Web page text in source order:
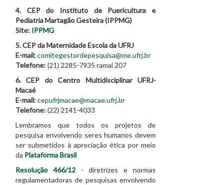
4. CEP do Instituto de Puericultura e
Pediatria Martagão Gesteira (IPPMG)
Site: IPPMG
5. CEP da Maternidade Escola da UFRJ
E-mail:comitegestordepesquisa@me.ufrj.br
Telefone:(21) 2285-7935 ramal 207
6. CEP do Centro Multidisciplinar UFRJ-
Macaé
E-mail:cepufrjmacae@macae.ufrj.br
Telefone:(22) 2141-4033
Lembramos que todos os projetos de
pesquisa envolvendo seres humanos devem
ser submetidos à apreciação ética por meio
da Plataforma Brasil
Resolução 466/12- diretrizes e normas
regulamentadoras de pesquisas envolvendo